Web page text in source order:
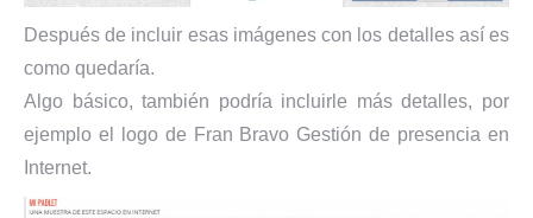
Después de incluir esas imágenes con los detalles así es
como quedaría.
Algo básico, también podría incluirle más detalles, por
ejemplo el logo de Fran Bravo Gestión de presencia en
Internet.